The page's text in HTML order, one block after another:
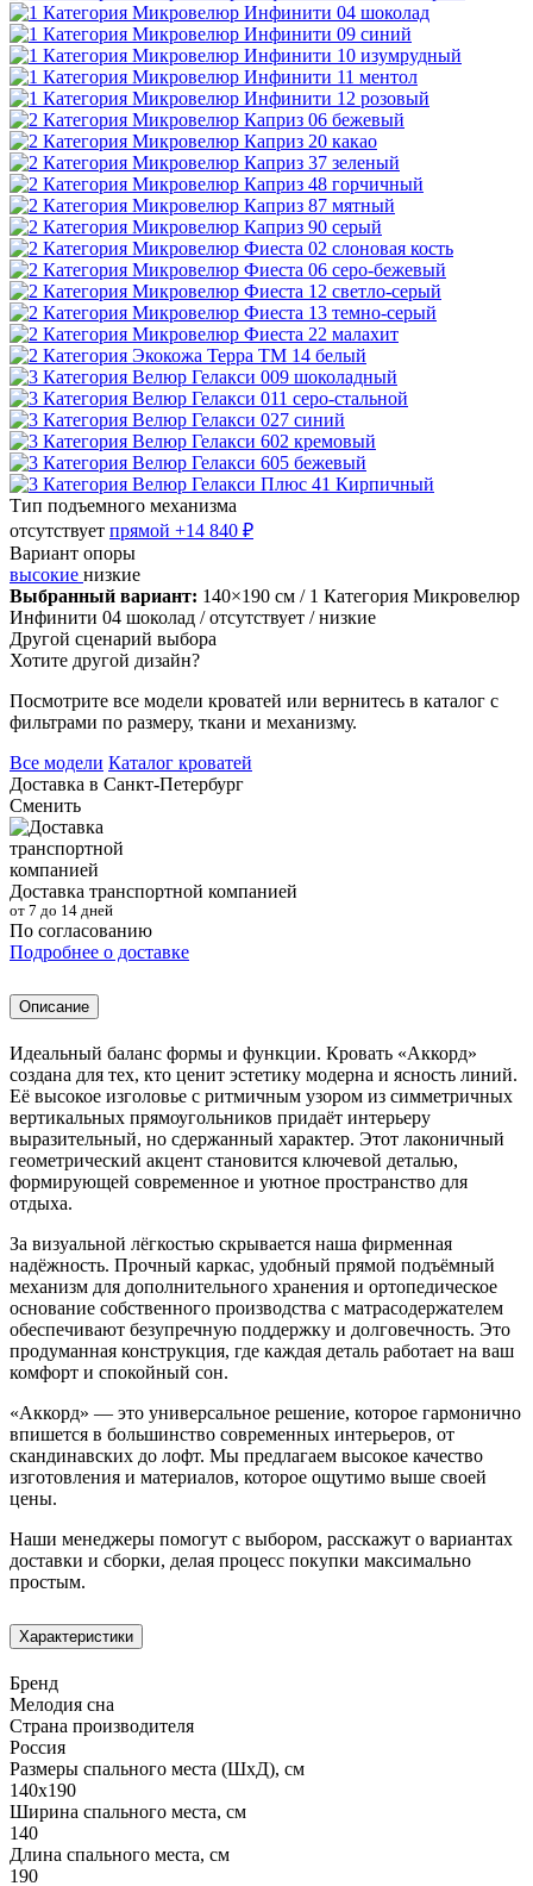
Тип подъемного механизма
отсутствует прямой +14 840 ₽
Вариант опоры
высокие низкие
Выбранный вариант: 140×190 см / 1 Категория Микровелюр
Инфинити 04 шоколад / отсутствует / низкие
Другой сценарий выбора
Хотите другой дизайн?
Посмотрите все модели кроватей или вернитесь в каталог с
фильтрами по размеру, ткани и механизму.
Все модели Каталог кроватей
Доставка в Санкт-Петербург
Сменить
Доставка транспортной компанией
от 7 до 14 дней
По согласованию
Подробнее о доставке
Описание
Идеальный баланс формы и функции. Кровать «Аккорд»
создана для тех, кто ценит эстетику модерна и ясность линий.
Её высокое изголовье с ритмичным узором из симметричных
вертикальных прямоугольников придаёт интерьеру
выразительный, но сдержанный характер. Этот лаконичный
геометрический акцент становится ключевой деталью,
формирующей современное и уютное пространство для
отдыха.
За визуальной лёгкостью скрывается наша фирменная
надёжность. Прочный каркас, удобный прямой подъёмный
механизм для дополнительного хранения и ортопедическое
основание собственного производства с матрасодержателем
обеспечивают безупречную поддержку и долговечность. Это
продуманная конструкция, где каждая деталь работает на ваш
комфорт и спокойный сон.
«Аккорд» — это универсальное решение, которое гармонично
впишется в большинство современных интерьеров, от
скандинавских до лофт. Мы предлагаем высокое качество
изготовления и материалов, которое ощутимо выше своей
цены.
Наши менеджеры помогут с выбором, расскажут о вариантах
доставки и сборки, делая процесс покупки максимально
простым.
Характеристики
Бренд
Мелодия сна
Страна производителя
Россия
Размеры спального места (ШхД), см
140х190
Ширина спального места, см
140
Длина спального места, см
190